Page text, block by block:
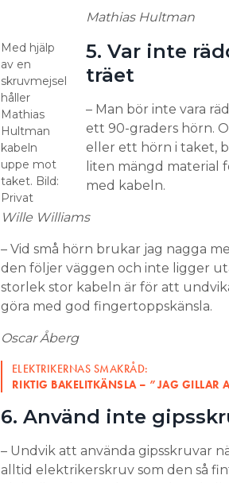
Med hjälp
av en
skruvmejsel
håller
Mathias
Hultman
kabeln
uppe mot
taket. Bild:
Privat
Mathias Hultman
5. Var inte
träet
– Man bör inte vara
ett 90-graders hörn.
eller ett hörn i taket,
liten mängd material
med kabeln.
Wille Williams
– Vid små hörn brukar jag nagga
den följer väggen och inte ligger
storlek stor kabeln är för att
göra med god fingertoppskänsla.
Oscar Åberg
ELEKTRIKERNAS SMAKRÅD:
RIKTIG BAKELITKÄNSLA – ”JAG GILLAR
6. Använd inte
– Undvik att använda gipsskruvar
alltid elektrikerskruv som den så